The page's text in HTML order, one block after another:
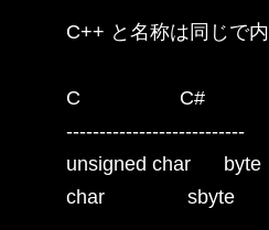
C++ と名称は同じで
C                  C#
---------------------------
unsigned char      byte
char               sbyte